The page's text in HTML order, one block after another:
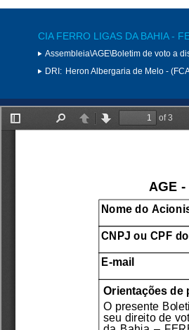
CIA FERRO LIGAS DA BAHIA -
Assembleia\AGE\Boletim de voto a
DRI: Heron Albergaria de Melo -